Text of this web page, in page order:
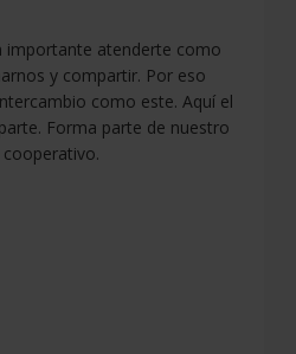
importante atenderte como
y compartir. Por eso
como este. Aquí el
Forma parte de nuestro
cooperativo.